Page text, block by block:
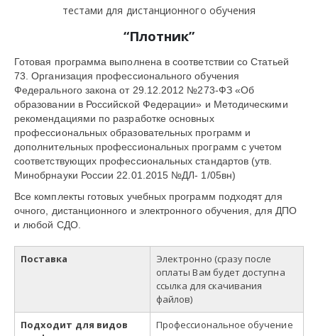
тестами для дистанционного обучения
“Плотник”
Готовая программа выполнена в соответствии со Статьей
73. Организация профессионального обучения
Федерального закона от 29.12.2012 №273-ФЗ «Об
образовании в Российской Федерации» и Методическими
рекомендациями по разработке основных
профессиональных образовательных программ и
дополнительных профессиональных программ с учетом
соответствующих профессиональных стандартов (утв.
Минобрнауки России 22.01.2015 №ДЛ- 1/05вн)
Все комплекты готовых учебных программ подходят для
очного, дистанционного и электронного обучения, для ДПО
и любой СДО.
Поставка
Электронно (сразу после
оплаты Вам будет доступна
ссылка для скачивания
файлов)
Подходит для видов
Профессиональное обучение